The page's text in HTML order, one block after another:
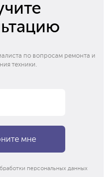
по вопросам ремонта и
техники.
персональных данных